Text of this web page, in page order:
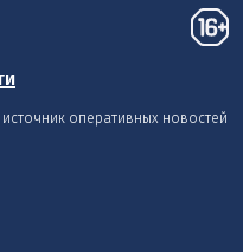
оперативных новостей